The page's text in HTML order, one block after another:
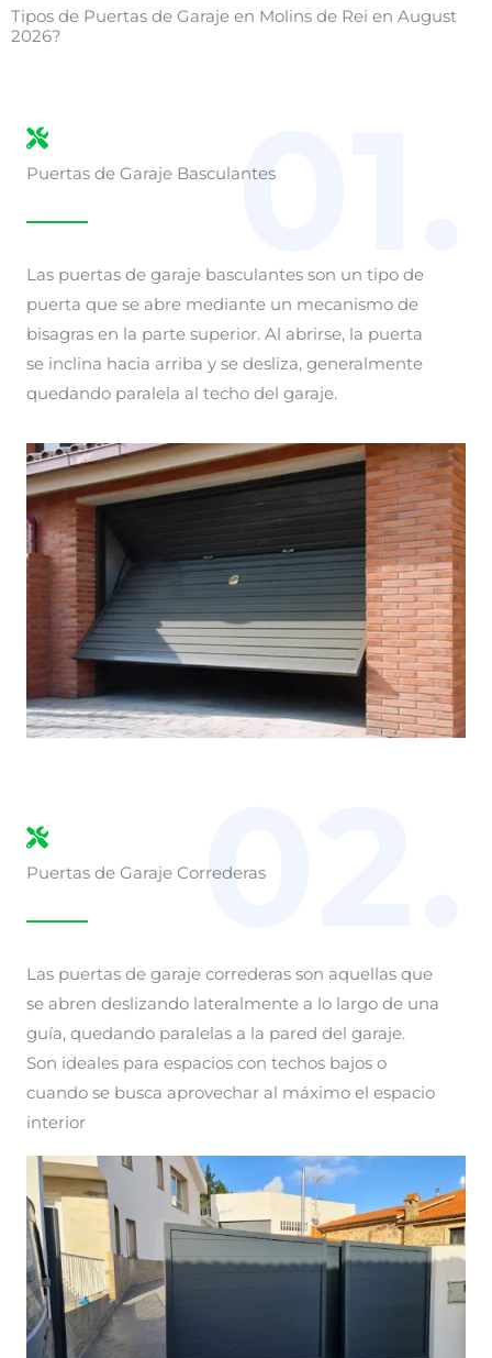
Tipos de Puertas de Garaje en Molins de Rei en August
2026?
Puertas de Garaje Basculantes01.
Las puertas de garaje basculantes son un tipo de
puerta que se abre mediante un mecanismo de
bisagras en la parte superior. Al abrirse, la puerta
se inclina hacia arriba y se desliza, generalmente
quedando paralela al techo del garaje.
Puertas de Garaje Correderas02.
Las puertas de garaje correderas son aquellas que
se abren deslizando lateralmente a lo largo de una
guía, quedando paralelas a la pared del garaje.
Son ideales para espacios con techos bajos o
cuando se busca aprovechar al máximo el espacio
interior